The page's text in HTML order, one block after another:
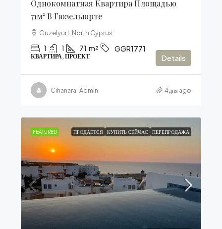
Однокомнатная Квартира Площадью
71м² В Гюзельюрте
Guzelyurt, North Cyprus
1 1 71 m² GGR1771
КВАРТИРА, ПРОЕКТ Details
Cihanara-Admin 4 дня ago
FEATURED ПРОДАЕТСЯ КУПИТЬ СЕЙЧАС ПЕРЕПРОДАЖА